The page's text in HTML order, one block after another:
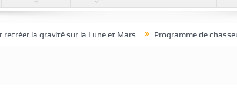
la gravité sur la Lune et Mars Programme de chasseur de